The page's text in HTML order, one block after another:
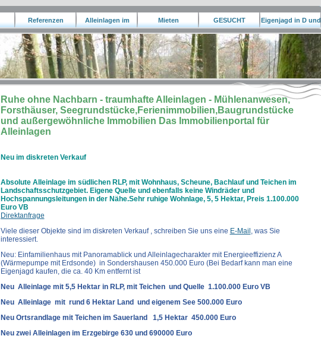
Referenzen
Alleinlagen im
Ausland
Mieten GESUCHT
Eigenjagd in D und
EU
Ruhe ohne Nachbarn - traumhafte Alleinlagen - Mühlenanwesen,
Forsthäuser, Seegrundstücke,Ferienimmobilien,Baugrundstücke
und außergewöhnliche Immobilien Das Immobilienportal für
Alleinlagen
Neu im diskreten Verkauf
Absolute Alleinlage im südlichen RLP, mit Wohnhaus, Scheune, Bachlauf und Teichen im
Landschaftsschutzgebiet. Eigene Quelle und ebenfalls keine Windräder und
Hochspannungsleitungen in der Nähe.Sehr ruhige Wohnlage, 5, 5 Hektar, Preis 1.100.000
Euro VB
Direktanfrage
Viele dieser Objekte sind im diskreten Verkauf , schreiben Sie uns eine E-Mail , was Sie
interessiert.
Neu: Einfamilienhaus mit Panoramablick und Alleinlagecharakter mit Energieeffizienz A
(Wärmepumpe mit Erdsonde) in Sondershausen 450.000 Euro (Bei Bedarf kann man eine
Eigenjagd kaufen, die ca. 40 Km entfernt ist
Neu Alleinlage mit 5,5 Hektar in RLP, mit Teichen und Quelle 1.100.000 Euro VB
Neu Alleinlage mit rund 6 Hektar Land und eigenem See 500.000 Euro
Neu Ortsrandlage mit Teichen im Sauerland 1,5 Hektar 450.000 Euro
Neu zwei Alleinlagen im Erzgebirge 630 und 690000 Euro